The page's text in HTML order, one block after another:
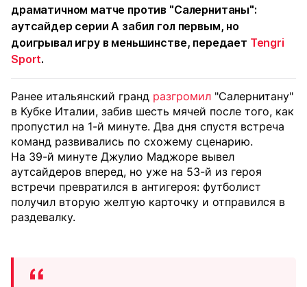
драматичном матче против "Салернитаны":
аутсайдер серии А забил гол первым, но
доигрывал игру в меньшинстве, передает Tengri
Sport.
Ранее итальянский гранд разгромил "Салернитану"
в Кубке Италии, забив шесть мячей после того, как
пропустил на 1-й минуте. Два дня спустя встреча
команд развивались по схожему сценарию.
На 39-й минуте Джулио Маджоре вывел
аутсайдеров вперед, но уже на 53-й из героя
встречи превратился в антигероя: футболист
получил вторую желтую карточку и отправился в
раздевалку.